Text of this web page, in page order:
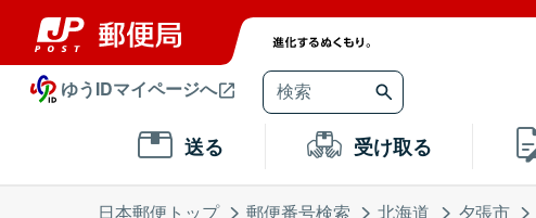
ゆうIDマイページへ
送る 受け取る
日本郵便トップ 郵便番号検索 北海道 夕張市